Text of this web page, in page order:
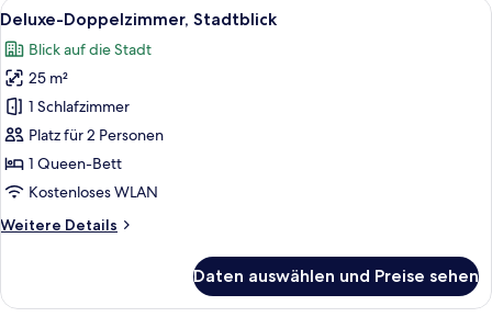
&
Alle
Fotos
für
Deluxe-
Doppelzimmer,
Stadtblick
anzeigen
Ein modernes Hotelzimmer mit
6
Deluxe-Doppelzimmer, Stadtblick
Blick auf die Stadt
25 m²
1 Schlafzimmer
Platz für 2 Personen
1 Queen-Bett
Kostenloses WLAN
Weitere Details
Weitere
Doppelzimmer,
Daten auswählen und Preise sehen